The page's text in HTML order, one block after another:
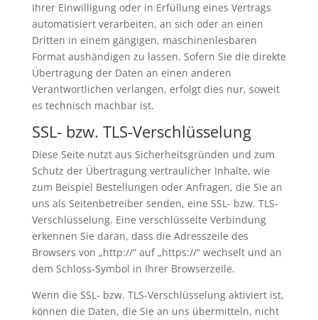
Ihrer Einwilligung oder in Erfüllung eines Vertrags
automatisiert verarbeiten, an sich oder an einen
Dritten in einem gängigen, maschinenlesbaren
Format aushändigen zu lassen. Sofern Sie die direkte
Übertragung der Daten an einen anderen
Verantwortlichen verlangen, erfolgt dies nur, soweit
es technisch machbar ist.
SSL- bzw. TLS-Verschlüsselung
Diese Seite nutzt aus Sicherheitsgründen und zum
Schutz der Übertragung vertraulicher Inhalte, wie
zum Beispiel Bestellungen oder Anfragen, die Sie an
uns als Seitenbetreiber senden, eine SSL- bzw. TLS-
Verschlüsselung. Eine verschlüsselte Verbindung
erkennen Sie daran, dass die Adresszeile des
Browsers von „http://“ auf „https://“ wechselt und an
dem Schloss-Symbol in Ihrer Browserzeile.
Wenn die SSL- bzw. TLS-Verschlüsselung aktiviert ist,
können die Daten, die Sie an uns übermitteln, nicht